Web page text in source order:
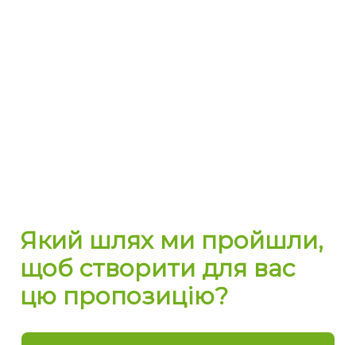
Який шлях ми пройшли,
щоб створити для вас
цю пропозицію?